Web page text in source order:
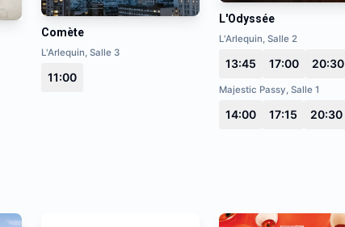
Comète
L'Arlequin, Salle 3
11:00
L'Odyssée
L'Arlequin, Salle 2
13:45 17:00 20:30
Majestic Passy, Salle 1
14:00 17:15 20:30